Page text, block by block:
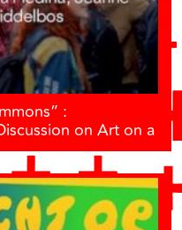
:
on Art on a